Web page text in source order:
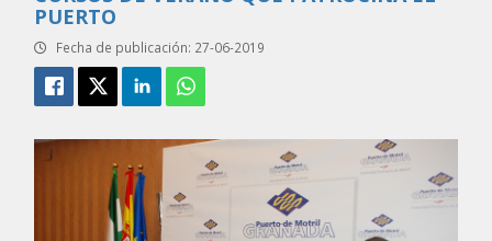
PUERTO
Fecha de publicación: 27-06-2019